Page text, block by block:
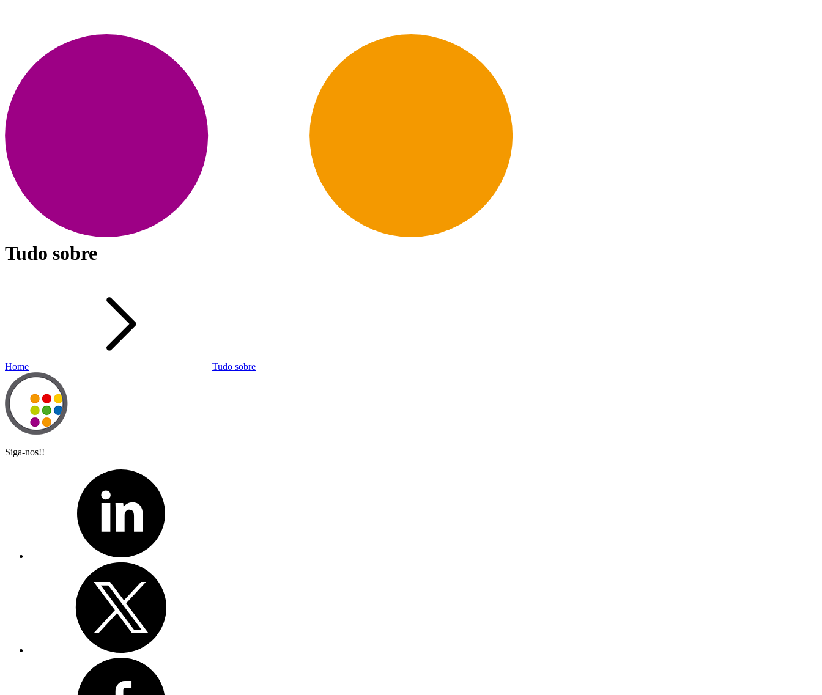
Tudo sobre
Home Tudo sobre
Siga-nos!!